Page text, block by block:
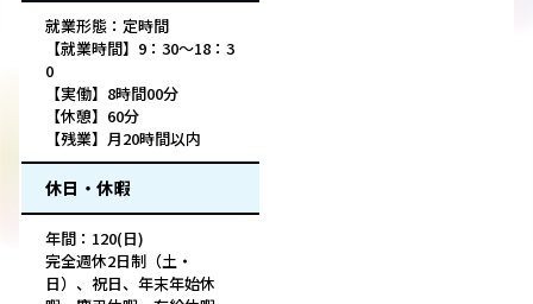
就業形態：定時間
【就業時間】9：30～18：3
0
【実働】8時間00分
【休憩】60分
【残業】月20時間以内
休日・休暇
年間：120(日)
完全週休2日制（土・
日）、祝日、年末年始休